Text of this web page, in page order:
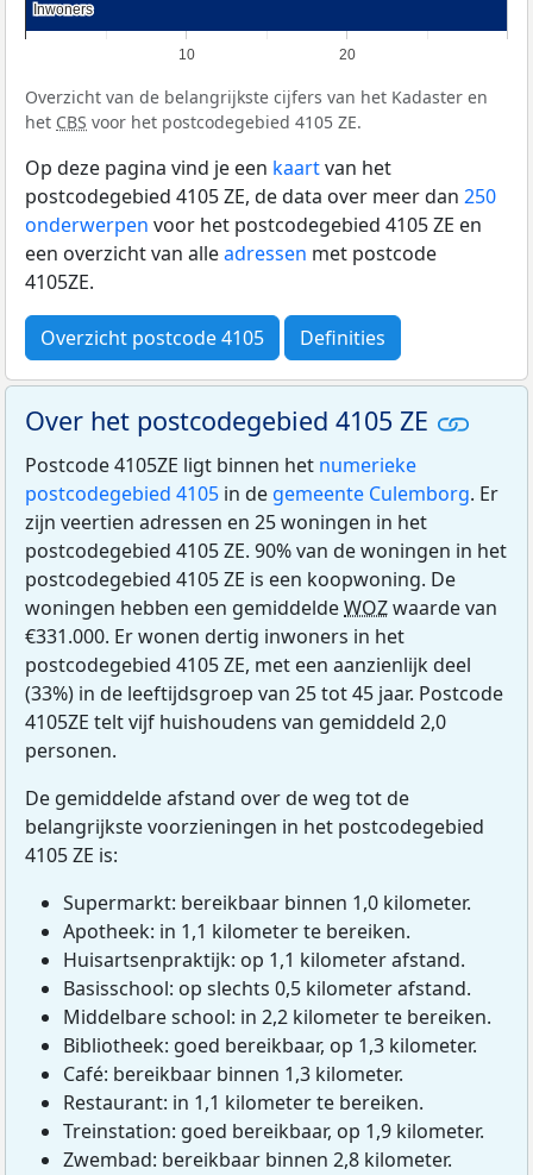
10 20
Inwoners
Inwoners
Overzicht van de belangrijkste cijfers van het Kadaster en
het CBS voor het postcodegebied 4105 ZE.
Op deze pagina vind je een kaartvan het
postcodegebied 4105 ZE, de data over meer dan 250
onderwerpen voor het postcodegebied 4105 ZE en
een overzicht van alleadressen met postcode
4105ZE.
Overzicht postcode 4105 Definities
Over het postcodegebied 4105 ZE
Postcode 4105ZE ligt binnen het numerieke
postcodegebied 4105 in de gemeente Culemborg. Er
zijn veertien adressen en 25 woningen in het
postcodegebied 4105 ZE. 90% van de woningen in het
postcodegebied 4105 ZE is een koopwoning. De
woningen hebben een gemiddeldeWOZwaarde van
€331.000. Er wonen dertig inwoners in het
postcodegebied 4105 ZE, met een aanzienlijk deel
(33%) in de leeftijdsgroep van 25 tot 45 jaar. Postcode
4105ZE telt vijf huishoudens van gemiddeld 2,0
personen.
De gemiddelde afstand over de weg tot de
belangrijkste voorzieningen in het postcodegebied
4105 ZE is:
Supermarkt: bereikbaar binnen 1,0 kilometer.
Apotheek: in 1,1 kilometer te bereiken.
Huisartsenpraktijk: op 1,1 kilometer afstand.
Basisschool: op slechts 0,5 kilometer afstand.
Middelbare school: in 2,2 kilometer te bereiken.
Bibliotheek: goed bereikbaar, op 1,3 kilometer.
Café: bereikbaar binnen 1,3 kilometer.
Restaurant: in 1,1 kilometer te bereiken.
Treinstation: goed bereikbaar, op 1,9 kilometer.
Zwembad: bereikbaar binnen 2,8 kilometer.